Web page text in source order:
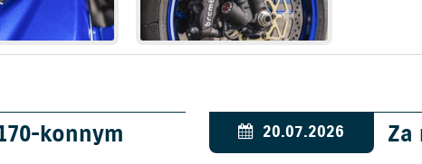
konnym
20.07.2026 Za